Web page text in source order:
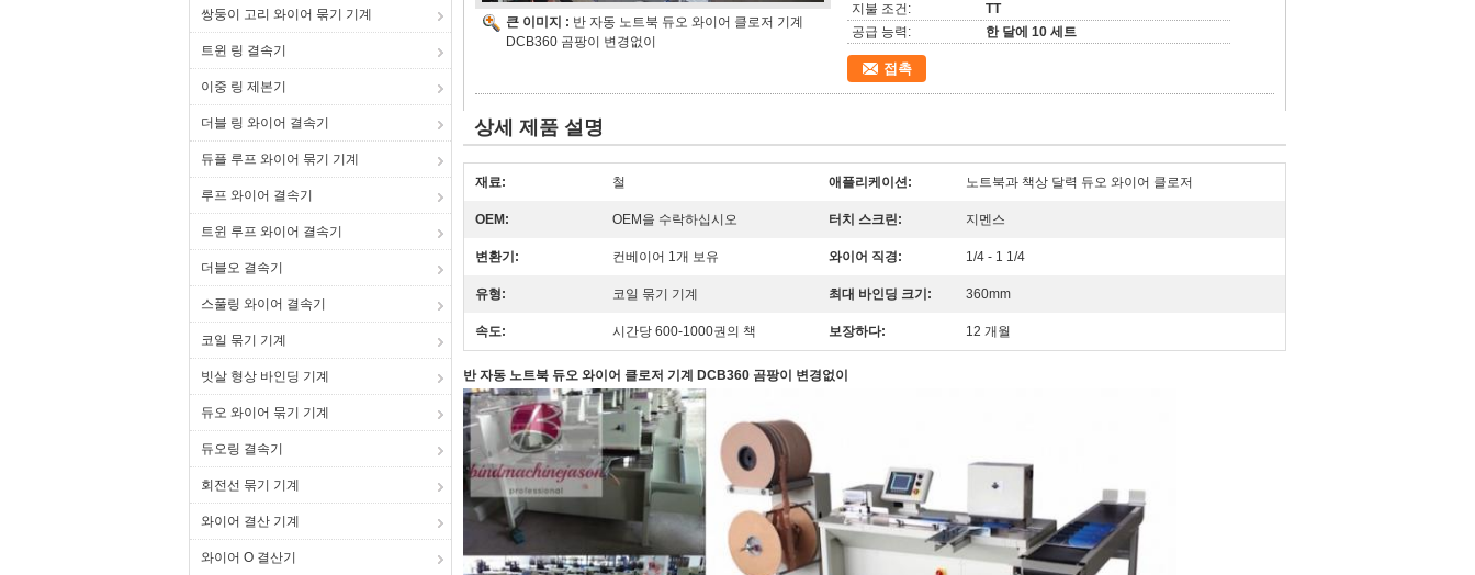
쌍둥이 고리 와이어 묶기 기계
트윈 링 결속기
이중 링 제본기
더블 링 와이어 결속기
듀플 루프 와이어 묶기 기계
루프 와이어 결속기
트윈 루프 와이어 결속기
더블오 결속기
스풀링 와이어 결속기
코일 묶기 기계
빗살 형상 바인딩 기계
듀오 와이어 묶기 기계
듀오링 결속기
회전선 묶기 기계
와이어 결산 기계
와이어 O 결산기
큰 이미지 : 반 자동 노트북 듀오 와이어 클로저 기계
DCB360 곰팡이 변경없이
지불 조건:
TT
공급 능력:
한 달에 10 세트
접촉
상세 제품 설명
재료: 철 애플리케이션: 노트북과 책상 달력 듀오 와이어 클로저
OEM: OEM을 수락하십시오 터치 스크린: 지멘스
변환기: 컨베이어 1개 보유 와이어 직경: 1/4 - 1 1/4
유형: 코일 묶기 기계 최대 바인딩 크기: 360mm
속도: 시간당 600-1000권의 책 보장하다: 12 개월
반 자동 노트북 듀오 와이어 클로저 기계 DCB360 곰팡이 변경없이